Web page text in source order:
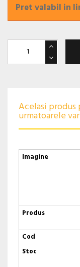
Pret valabil in
Acelasi
urmatoarele